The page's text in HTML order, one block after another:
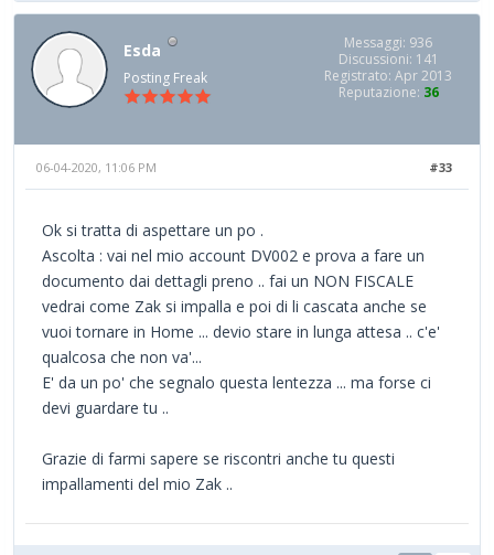
Esda
Posting Freak
Messaggi: 936
Discussioni: 141
Registrato: Apr 2013
Reputazione: 36
#33
06-04-2020, 11:06 PM
Ok si tratta di aspettare un po .
Ascolta : vai nel mio account DV002 e prova a fare un
documento dai dettagli preno .. fai un NON FISCALE
vedrai come Zak si impalla e poi di li cascata anche se
vuoi tornare in Home ... devio stare in lunga attesa .. c'e'
qualcosa che non va'...
E' da un po' che segnalo questa lentezza ... ma forse ci
devi guardare tu ..
Grazie di farmi sapere se riscontri anche tu questi
impallamenti del mio Zak ..